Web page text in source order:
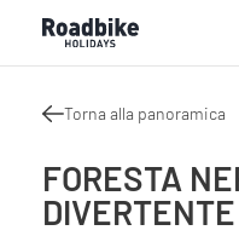
Torna alla panoramica
FORESTA
DIVERTENTE